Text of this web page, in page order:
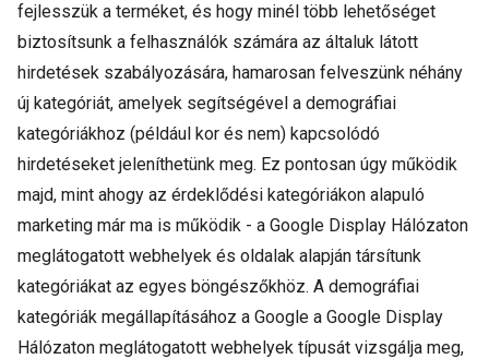
fejlesszük a terméket, és hogy minél több lehetőséget
biztosítsunk a felhasználók számára az általuk látott
hirdetések szabályozására, hamarosan felveszünk néhány
új kategóriát, amelyek segítségével a demográfiai
kategóriákhoz (például kor és nem) kapcsolódó
hirdetéseket jeleníthetünk meg. Ez pontosan úgy működik
majd, mint ahogy az érdeklődési kategóriákon alapuló
marketing már ma is működik - a Google Display Hálózaton
meglátogatott webhelyek és oldalak alapján társítunk
kategóriákat az egyes böngészőkhöz. A demográfiai
kategóriák megállapításához a Google a Google Display
Hálózaton meglátogatott webhelyek típusát vizsgálja meg,